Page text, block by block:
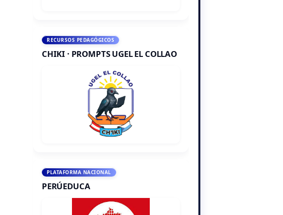
RECURSOS PEDAGÓGICOS
CHIKI · PROMPTS UGEL EL COLLAO
PLATAFORMA NACIONAL
PERÚEDUCA